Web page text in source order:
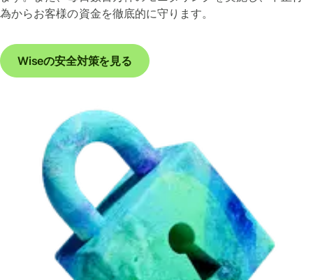
為からお客様の資金を徹底的に守ります。
Wiseの安全対策を見る